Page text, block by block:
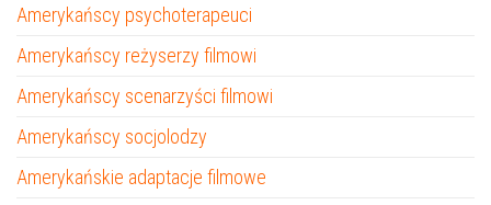
Amerykańscy psychoterapeuci
Amerykańscy reżyserzy filmowi
Amerykańscy scenarzyści filmowi
Amerykańscy socjolodzy
Amerykańskie adaptacje filmowe